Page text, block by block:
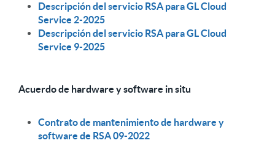
Descripción del servicio RSA para GL Cloud
Service 2-2025
Descripción del servicio RSA para GL Cloud
Service 9-2025
Acuerdo de hardware y software in situ
Contrato de mantenimiento de hardware y
software de RSA 09-2022